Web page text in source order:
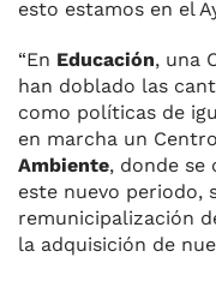
esto estamos en el
“En Educación, una
han doblado las
como políticas de
en marcha un
Ambiente, donde se
este nuevo periodo,
remunicipalización
la adquisición de